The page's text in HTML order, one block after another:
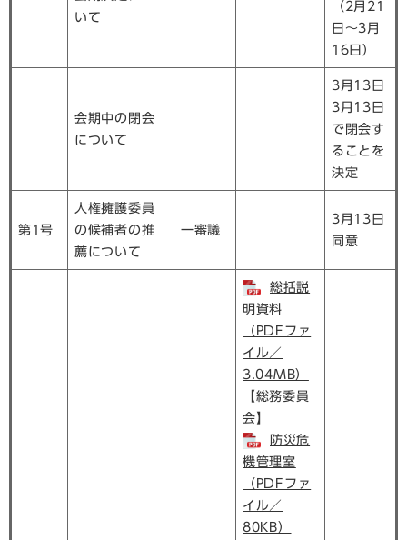
いて
（2月21
日～3月
16日）
会期中の閉会
について
3月13日
3月13日
で閉会す
ることを
決定
第1号
人権擁護委員
の候補者の推
薦について
一審議
3月13日
同意
総括説
明資料
（PDFファ
イル／
3.04MB）
【総務委員
会】
防災危
機管理室
（PDFファ
イル／
80KB）